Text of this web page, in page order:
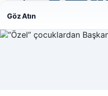
Web sitemizi nasıl
deneyiminizi kişiselleştirmek
Göz Atın